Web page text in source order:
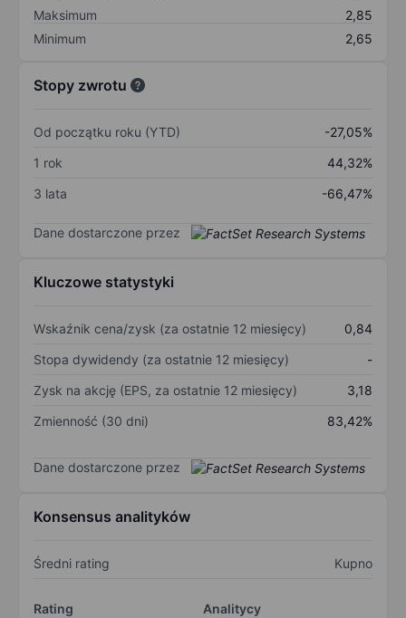
Maksimum
2,85
Minimum
2,65
Stopy zwrotu
Od początku roku (YTD)
-27,05%
1 rok
44,32%
3 lata
-66,47%
Dane dostarczone przez
Kluczowe statystyki
Wskaźnik cena/zysk (za ostatnie 12 miesięcy)
0,84
Stopa dywidendy (za ostatnie 12 miesięcy)
-
Zysk na akcję (EPS, za ostatnie 12 miesięcy)
3,18
Zmienność (30 dni)
83,42%
Dane dostarczone przez
Konsensus analityków
Średni rating Kupno
Rating
Analitycy